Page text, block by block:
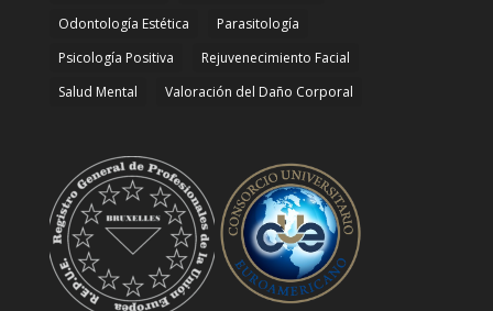
Odontología Estética
Parasitología
Psicología Positiva
Rejuvenecimiento Facial
Salud Mental
Valoración del Daño Corporal